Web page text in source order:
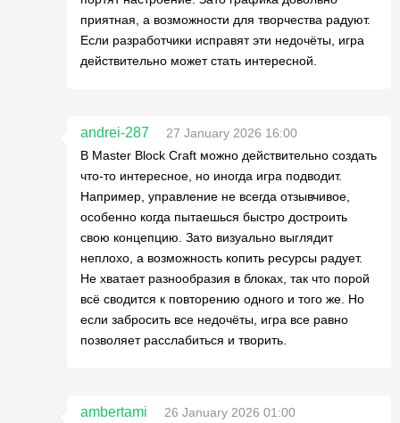
приятная, а возможности для творчества радуют.
Если разработчики исправят эти недочёты, игра
действительно может стать интересной.
andrei-287
27 January 2026 16:00
В Master Block Craft можно действительно создать
что-то интересное, но иногда игра подводит.
Например, управление не всегда отзывчивое,
особенно когда пытаешься быстро достроить
свою концепцию. Зато визуально выглядит
неплохо, а возможность копить ресурсы радует.
Не хватает разнообразия в блоках, так что порой
всё сводится к повторению одного и того же. Но
если забросить все недочёты, игра все равно
позволяет расслабиться и творить.
ambertami
26 January 2026 01:00